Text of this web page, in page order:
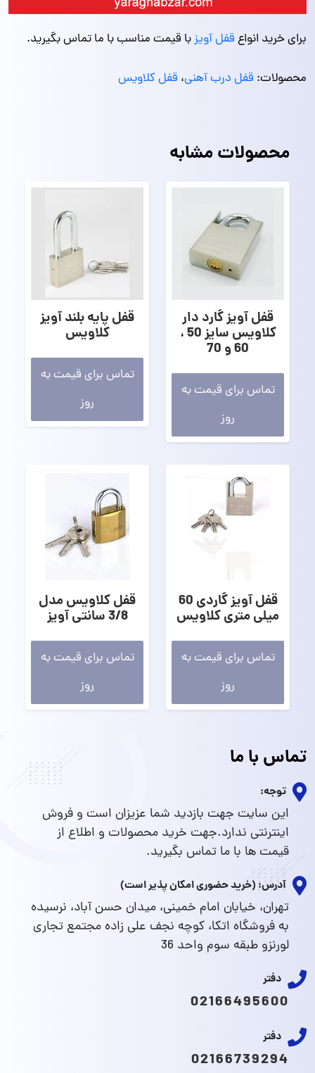
برای خرید انواعقفل آویزبا قیمت مناسب با ما تماس بگیرید.
محصولات: قفل درب آهنی، قفل کلاویس
محصولات مشابه
قفل آویز گارد دار
کلاویس سایز 50 ،
60 و 70
تماس برای قیمت به
روز
قفل پایه بلند آویز
کلاویس
تماس برای قیمت به
روز
قفل آویز گاردی 60
میلی متری کلاویس
تماس برای قیمت به
روز
قفل کلاویس مدل
3/8 سانتی آویز
تماس برای قیمت به
روز
تماس با ما
توجه:
این سایت جهت بازدید شما عزیزان است و فروش
اینترنتی ندارد.جهت خرید محصولات و اطلاع از
قیمت ها با ما تماس بگیرید.
آدرس: (خرید حضوری امکان پذیر است)
تهران، خیابان امام خمینی، میدان حسن آباد، نرسیده
به فروشگاه اتکا، کوچه نجف علی زاده مجتمع تجاری
لورنزو طبقه سوم واحد 36
دفتر
02166495600
دفتر
02166739294